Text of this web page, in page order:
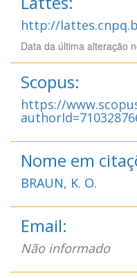
http://
Data da última alteração
Scopus:
https://
Nome em
BRAUN, K. O.
Email:
Não informado